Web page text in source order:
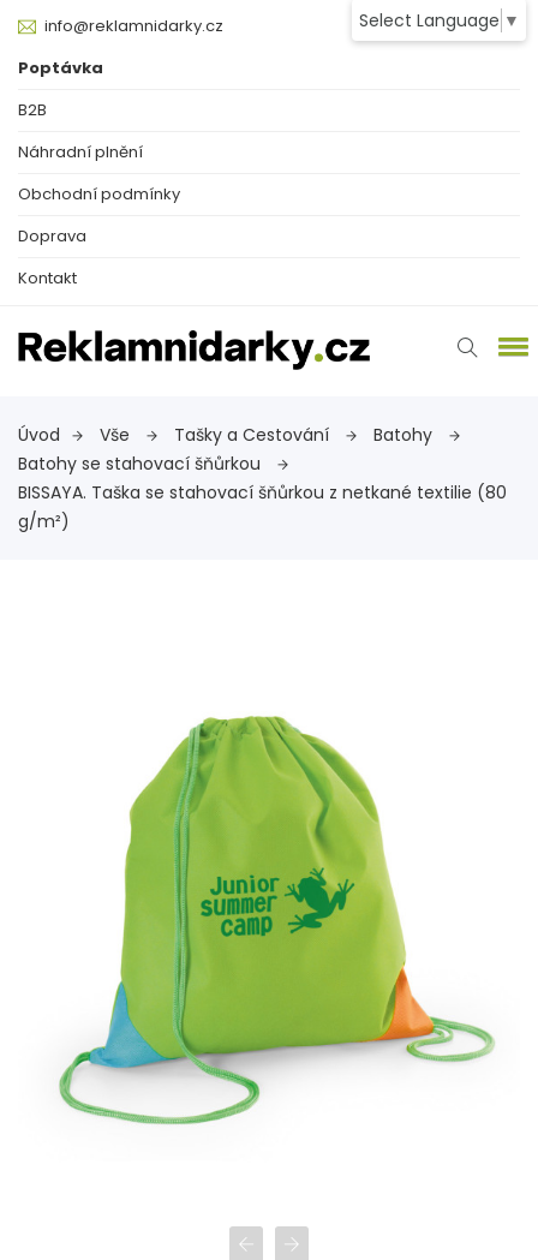
Select Language ▼
info@reklamnidarky.cz
Poptávka
B2B
Náhradní plnění
Obchodní podmínky
Doprava
Kontakt
Úvod Vše Tašky a Cestování
Batohy
Batohy se stahovací šňůrkou
BISSAYA. Taška se stahovací šňůrkou z netkané textilie (80
g/m²)